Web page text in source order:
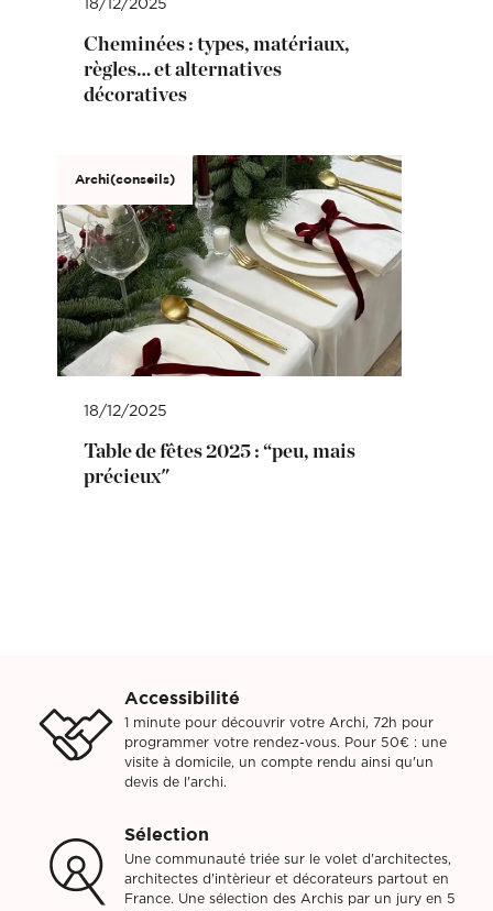
18/12/2025
Cheminées : types, matériaux,
règles… et alternatives
décoratives
Archi(conseils)
18/12/2025
Table de fêtes 2025 : “peu, mais
précieux"
Accessibilité
1 minute pour découvrir votre Archi, 72h pour
programmer votre rendez-vous. Pour 50€ : une
visite à domicile, un compte rendu ainsi qu'un
devis de l'archi.
Sélection
Une communauté triée sur le volet d'architectes,
architectes d'intèrieur et décorateurs partout en
France. Une sélection des Archis par un jury en 5